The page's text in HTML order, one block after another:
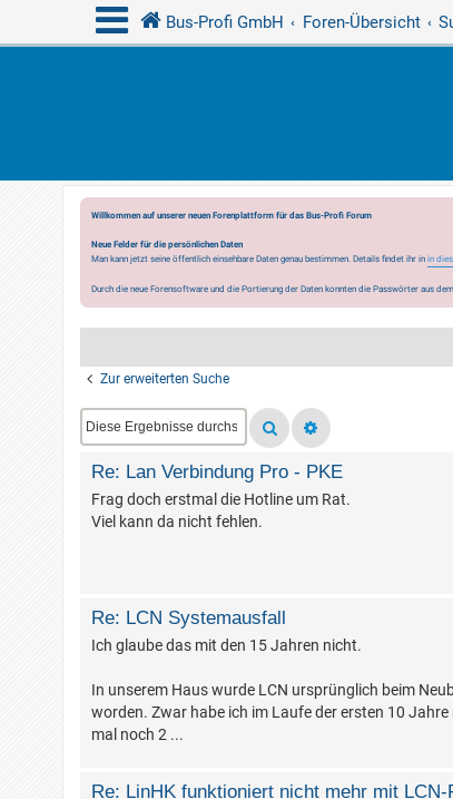
Bus-Profi GmbH Foren-Übersicht
Willkommen auf unserer neuen Forenplattform für das Bus-Profi Forum
Neue Felder für die persönlichen Daten
Man kann jetzt seine öffentlich einsehbare Daten genau bestimmen. Details findet ihr in in
Durch die neue Forensoftware und die Portierung der Daten konnten die Passwörter aus
Zur erweiterten Suche
Re: Lan Verbindung Pro - PKE
Frag doch erstmal die Hotline um Rat.
Viel kann da nicht fehlen.
Re: LCN Systemausfall
Ich glaube das mit den 15 Jahren nicht.
In unserem Haus wurde LCN ursprünglich beim
worden. Zwar habe ich im Laufe der ersten 10
mal noch 2 ...
Re: LinHK funktioniert nicht mehr mit